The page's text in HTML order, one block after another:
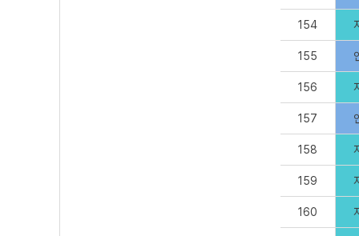
154
155
156
157
158
159
160